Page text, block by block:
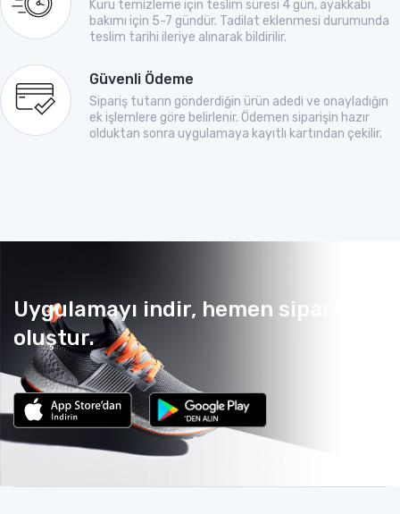
Kuru temizleme için teslim süresi 4 gün, ayakkabı
bakımı için 5-7 gündür. Tadilat eklenmesi durumunda
teslim tarihi ileriye alınarak bildirilir.
Güvenli Ödeme
Sipariş tutarın gönderdiğin ürün adedi ve onayladığın
ek işlemlere göre belirlenir. Ödemen siparişin hazır
olduktan sonra uygulamaya kayıtlı kartından çekilir.
Uygulamayı indir, hemen sipariş
oluştur.